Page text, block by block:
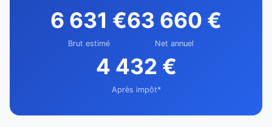
6 631 €
Brut estimé
63 660 €
Net annuel
4 432 €
Après impôt*